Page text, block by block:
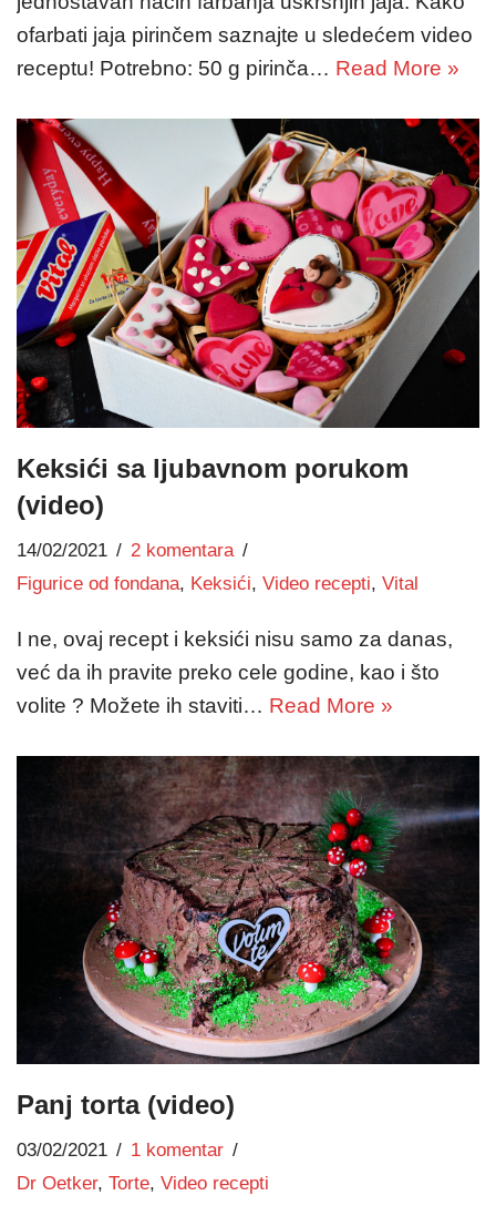
ofarbati jaja pirinčem saznajte u sledećem video
receptu! Potrebno: 50 g pirinča… Read More »
Keksići sa ljubavnom porukom
(video)
14/02/2021
2 komentara
Figurice od fondana, Keksići, Video recepti, Vital
I ne, ovaj recept i keksići nisu samo za danas,
već da ih pravite preko cele godine, kao i što
volite ? Možete ih staviti… Read More »
Panj torta (video)
03/02/2021
1 komentar
Dr Oetker, Torte, Video recepti